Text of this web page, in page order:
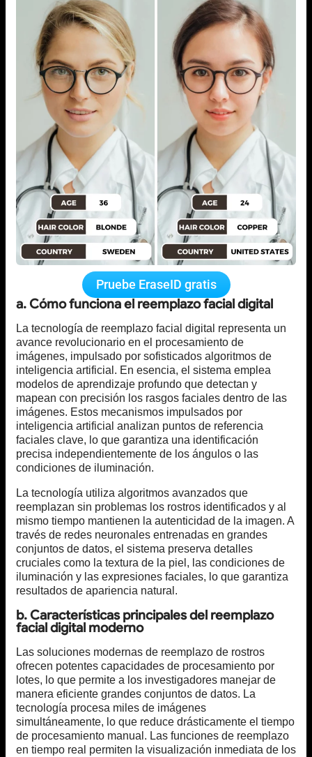
Pruebe EraseID gratis
a. Cómo funciona el reemplazo facial digital
La tecnología de reemplazo facial digital representa un
avance revolucionario en el procesamiento de
imágenes, impulsado por sofisticados algoritmos de
inteligencia artificial. En esencia, el sistema emplea
modelos de aprendizaje profundo que detectan y
mapean con precisión los rasgos faciales dentro de las
imágenes. Estos mecanismos impulsados por
inteligencia artificial analizan puntos de referencia
faciales clave, lo que garantiza una identificación
precisa independientemente de los ángulos o las
condiciones de iluminación.
La tecnología utiliza algoritmos avanzados que
reemplazan sin problemas los rostros identificados y al
mismo tiempo mantienen la autenticidad de la imagen. A
través de redes neuronales entrenadas en grandes
conjuntos de datos, el sistema preserva detalles
cruciales como la textura de la piel, las condiciones de
iluminación y las expresiones faciales, lo que garantiza
resultados de apariencia natural.
b. Características principales del reemplazo
facial digital moderno
Las soluciones modernas de reemplazo de rostros
ofrecen potentes capacidades de procesamiento por
lotes, lo que permite a los investigadores manejar de
manera eficiente grandes conjuntos de datos. La
tecnología procesa miles de imágenes
simultáneamente, lo que reduce drásticamente el tiempo
de procesamiento manual. Las funciones de reemplazo
en tiempo real permiten la visualización inmediata de los